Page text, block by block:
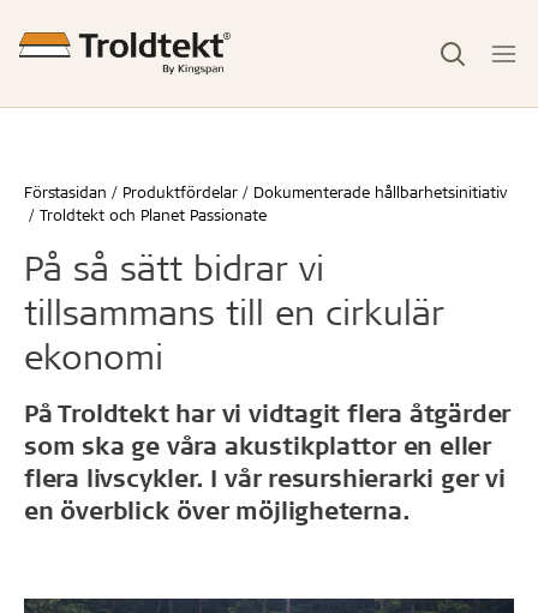
Förstasidan Produktfördelar
Dokumenterade hållbarhetsinitiativ
Troldtekt och Planet Passionate
På så sätt bidrar vi
tillsammans till en cirkulär
ekonomi
På Troldtekt har vi vidtagit flera åtgärder
som ska ge våra akustikplattor en eller
flera livscykler. I vår resurshierarki ger vi
en överblick över möjligheterna.